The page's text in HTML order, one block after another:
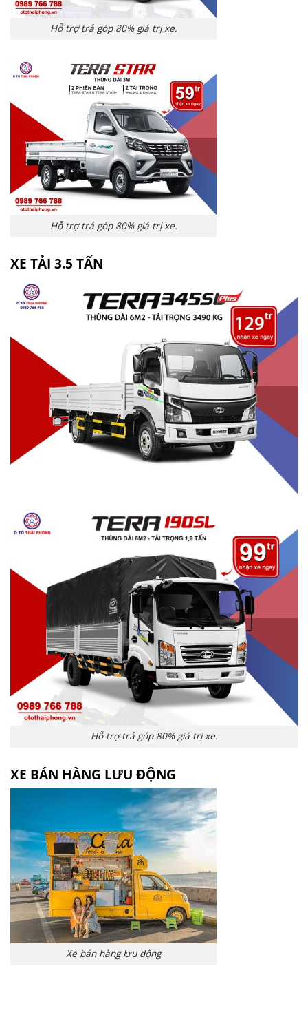
Hỗ trợ trả góp 80% giá trị xe.
Hỗ trợ trả góp 80% giá trị xe.
XE TẢI 3.5 TẤN
Hỗ trợ trả góp 80% giá trị xe.
XE BÁN HÀNG LƯU ĐỘNG
Xe bán hàng lưu động